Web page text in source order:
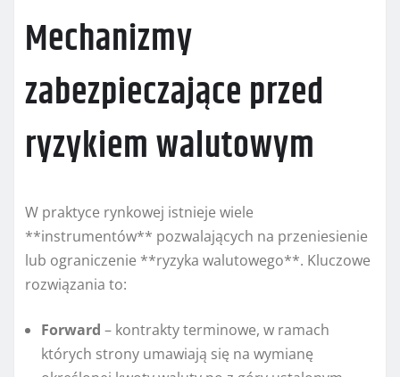
Mechanizmy
zabezpieczające przed
ryzykiem walutowym
W praktyce rynkowej istnieje wiele
**instrumentów** pozwalających na przeniesienie
lub ograniczenie **ryzyka walutowego**. Kluczowe
rozwiązania to:
Forward – kontrakty terminowe, w ramach
których strony umawiają się na wymianę